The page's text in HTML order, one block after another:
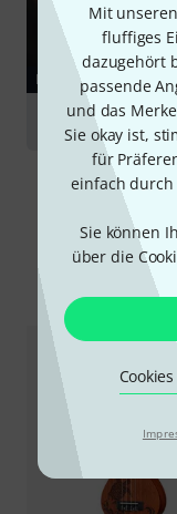
Mit
fluffiges
dazugehört
passende
und das
Sie okay ist,
für
einfach durch
Sie können
über die
RATGEBER
Ukulele